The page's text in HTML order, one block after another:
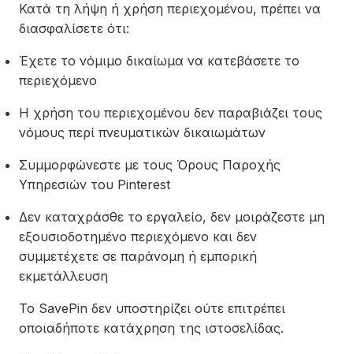
Κατά τη λήψη ή χρήση περιεχομένου, πρέπει να
διασφαλίσετε ότι:
Έχετε το νόμιμο δικαίωμα να κατεβάσετε το
περιεχόμενο
Η χρήση του περιεχομένου δεν παραβιάζει τους
νόμους περί πνευματικών δικαιωμάτων
Συμμορφώνεστε με τους Όρους Παροχής
Υπηρεσιών του Pinterest
Δεν καταχράσθε το εργαλείο, δεν μοιράζεστε μη
εξουσιοδοτημένο περιεχόμενο και δεν
συμμετέχετε σε παράνομη ή εμπορική
εκμετάλλευση
Το SavePin δεν υποστηρίζει ούτε επιτρέπει
οποιαδήποτε κατάχρηση της ιστοσελίδας.